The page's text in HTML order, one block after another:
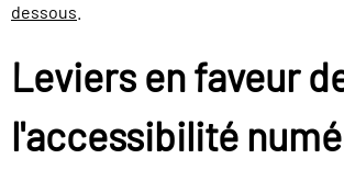
dessous
Leviers en faveur
l'accessibilité